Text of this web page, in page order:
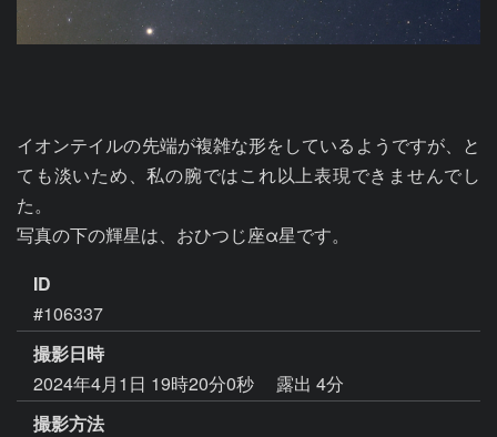
イオンテイルの先端が複雑な形をしているようですが、と
ても淡いため、私の腕ではこれ以上表現できませんでし
た。
写真の下の輝星は、おひつじ座α星です。
ID
#106337
撮影日時
2024年4月1日 19時20分0秒
露出 4分
撮影方法